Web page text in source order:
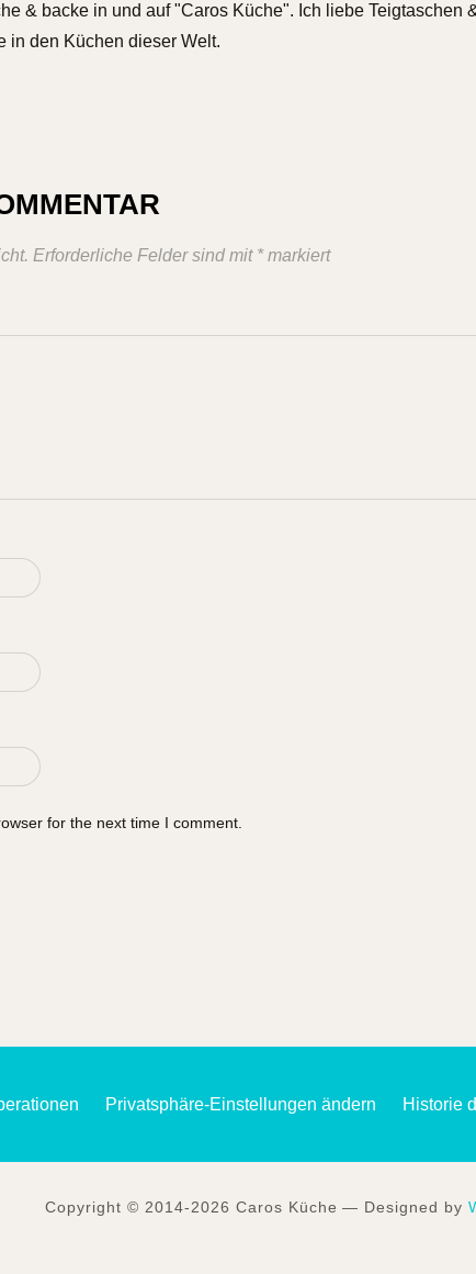
& backe in und auf "Caros Küche". Ich liebe Teigtaschen
in den Küchen dieser Welt.
Erforderliche Felder sind mit *markiert
for the next time I comment.
Privatsphäre-Einstellungen ändern Historie
Copyright © 2014-2026 Caros Küche — Designed by